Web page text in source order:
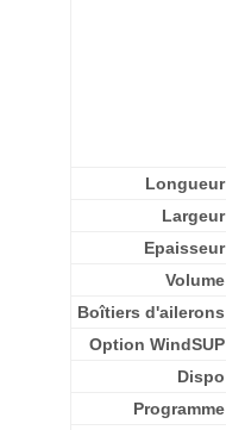
Longueur
Largeur
Epaisseur
Volume
Boîtiers d'ailerons
Option WindSUP
Dispo
Programme